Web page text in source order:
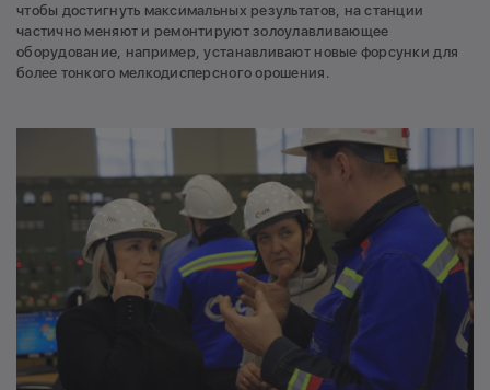
чтобы достигнуть максимальных результатов, на станции
частично меняют и ремонтируют золоулавливающее
оборудование, например, устанавливают новые форсунки для
более тонкого мелкодисперсного орошения.